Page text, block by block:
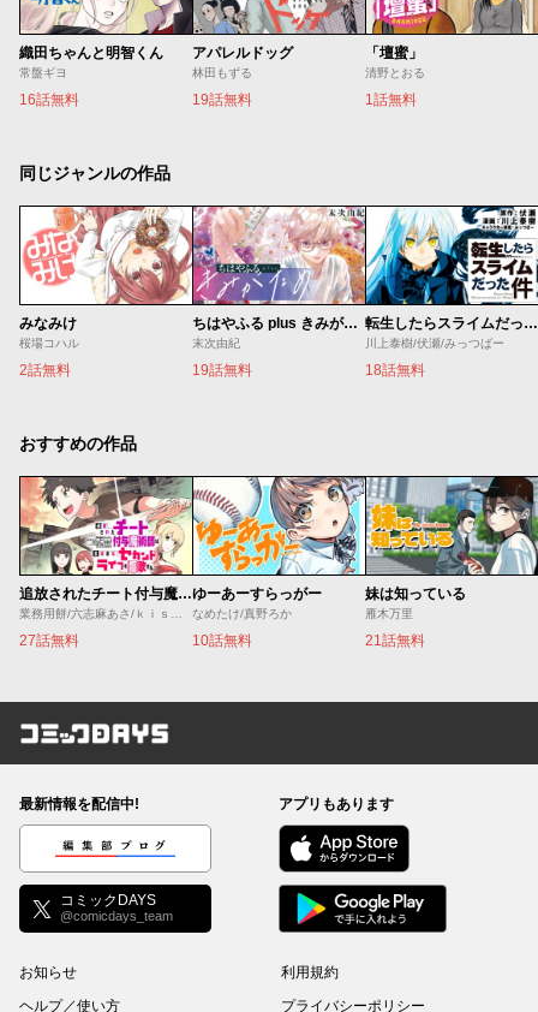
織田ちゃんと明智くん
常盤ギヨ
16話無料
アパレルドッグ
林田もずる
19話無料
「壇蜜」
清野とおる
1話無料
同じジャンルの作品
みなみけ
桜場コハル
2話無料
ちはやふる plus きみがため
末次由紀
19話無料
転生したらスライムだった件
川上泰樹/伏瀬/みっつばー
18話無料
おすすめの作品
追放されたチート付与魔術師は気ままなセカンドライフを謳歌する。 ～俺は武器だけじゃなく、あらゆるものに『強化ポイント』を付与できるし、俺の意思でいつでも効果を解除できるけど、残った人たち大丈夫？～
27話無料
ゆーあーすらっがー
なめたけ/真野ろか
10話無料
妹は知っている
雁木万里
21話無料
コミックDAYS
最新情報を配信中!
編集部ブログ
コミックDAYS
@comicdays_team
アプリもあります
お知らせ
ヘルプ／使い方
利用規約
プライバシーポリシー